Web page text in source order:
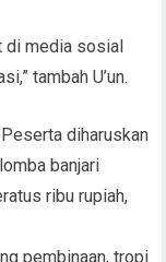
di media sosial
tambah U’un.
diharuskan
banjari
ribu rupiah,
pembinaan, tropi